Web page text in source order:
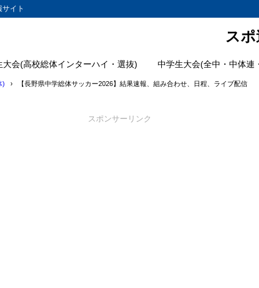
イト
スポ
大会(高校総体インターハイ・選抜) 中学生大会(全中・中体連
) 【長野県中学総体サッカー2026】結果速報、組み合わせ、日程、ライブ配信
スポンサーリンク